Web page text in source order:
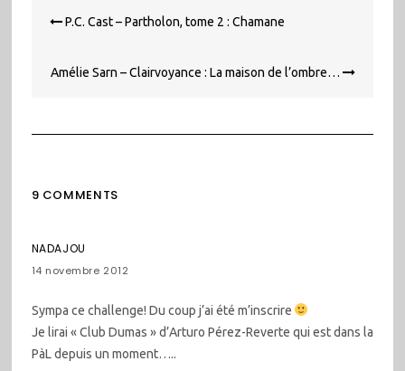
de P.C. Cast – Partholon, tome 2 : Chamane
Amélie Sarn – Clairvoyance : La maison de l’ombre…
9 COMMENTS
NADAJOU
14 novembre 2012
Sympa ce challenge! Du coup j’ai été m’inscrire
Je lirai « Club Dumas » d’Arturo Pérez-Reverte qui est dans la
PàL depuis un moment…..